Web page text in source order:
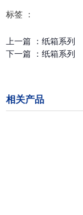
标签 ：
上一篇 ： 纸箱系列
下一篇 ： 纸箱系列
相关产品